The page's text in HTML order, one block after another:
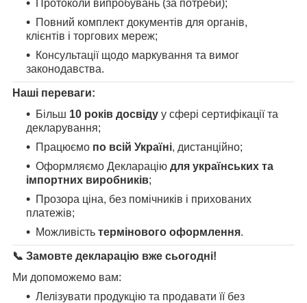
Протоколи випробувань (за потреби);
Повний комплект документів для органів,
клієнтів і торгових мереж;
Консультації щодо маркування та вимог
законодавства.
Наші переваги:
Більш 10 років досвіду у сфері сертифікації та
декларування;
Працюємо по всій Україні, дистанційно;
Оформляємо Декларацію для українських та
імпортних виробників;
Прозора ціна, без помічників і прихованих
платежів;
Можливість термінового оформлення.
📞 Замовте декларацію вже сьогодні!
Ми допоможемо вам:
Лелізувати продукцію та продавати її без